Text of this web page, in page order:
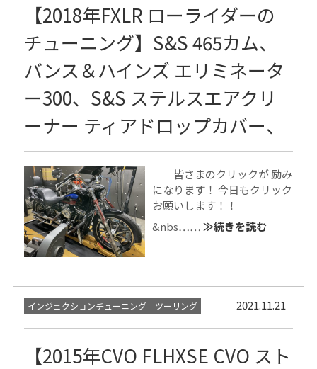
【2018年FXLR ローライダーの
チューニング】S&S 465カム、
バンス＆ハインズ エリミネータ
ー300、S&S ステルスエアクリ
ーナー ティアドロップカバー、
皆さまのクリックが 励み
になります！ 今日もクリック
お願いします！！
&nbs……≫続きを読む
2021.11.21
インジェクションチューニング ツーリング
【2015年CVO FLHXSE CVO スト